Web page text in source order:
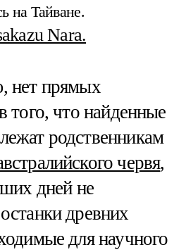
на Тайване.
Nara.
нет прямых
того, что найденные
родственникам
червя,
дней не
древних
для научного